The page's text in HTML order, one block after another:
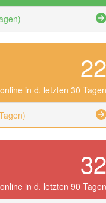
22
in d. letzten 30 Tagen
32
in d. letzten 90 Tagen